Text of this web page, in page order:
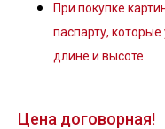
При покупке
паспарту,
длине и высоте.
Цена договорная!